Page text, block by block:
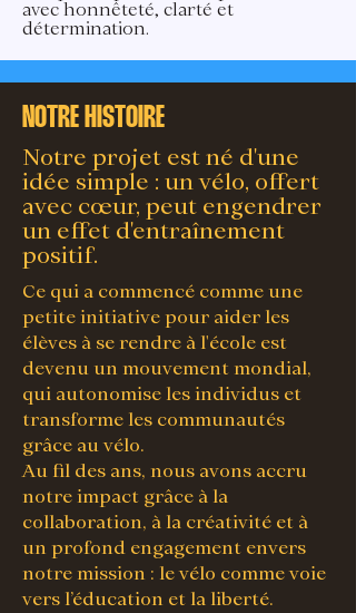
avec honnêteté, clarté et
détermination.
NOTRE HISTOIRE
Notre projet est né d'une
idée simple : un vélo, offert
avec cœur, peut engendrer
un effet d'entraînement
positif.
Ce qui a commencé comme une
petite initiative pour aider les
élèves à se rendre à l'école est
devenu un mouvement mondial,
qui autonomise les individus et
transforme les communautés
grâce au vélo.
Au fil des ans, nous avons accru
notre impact grâce à la
collaboration, à la créativité et à
un profond engagement envers
notre mission : le vélo comme voie
vers l’éducation et la liberté.